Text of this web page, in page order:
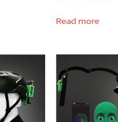
was:
Read more